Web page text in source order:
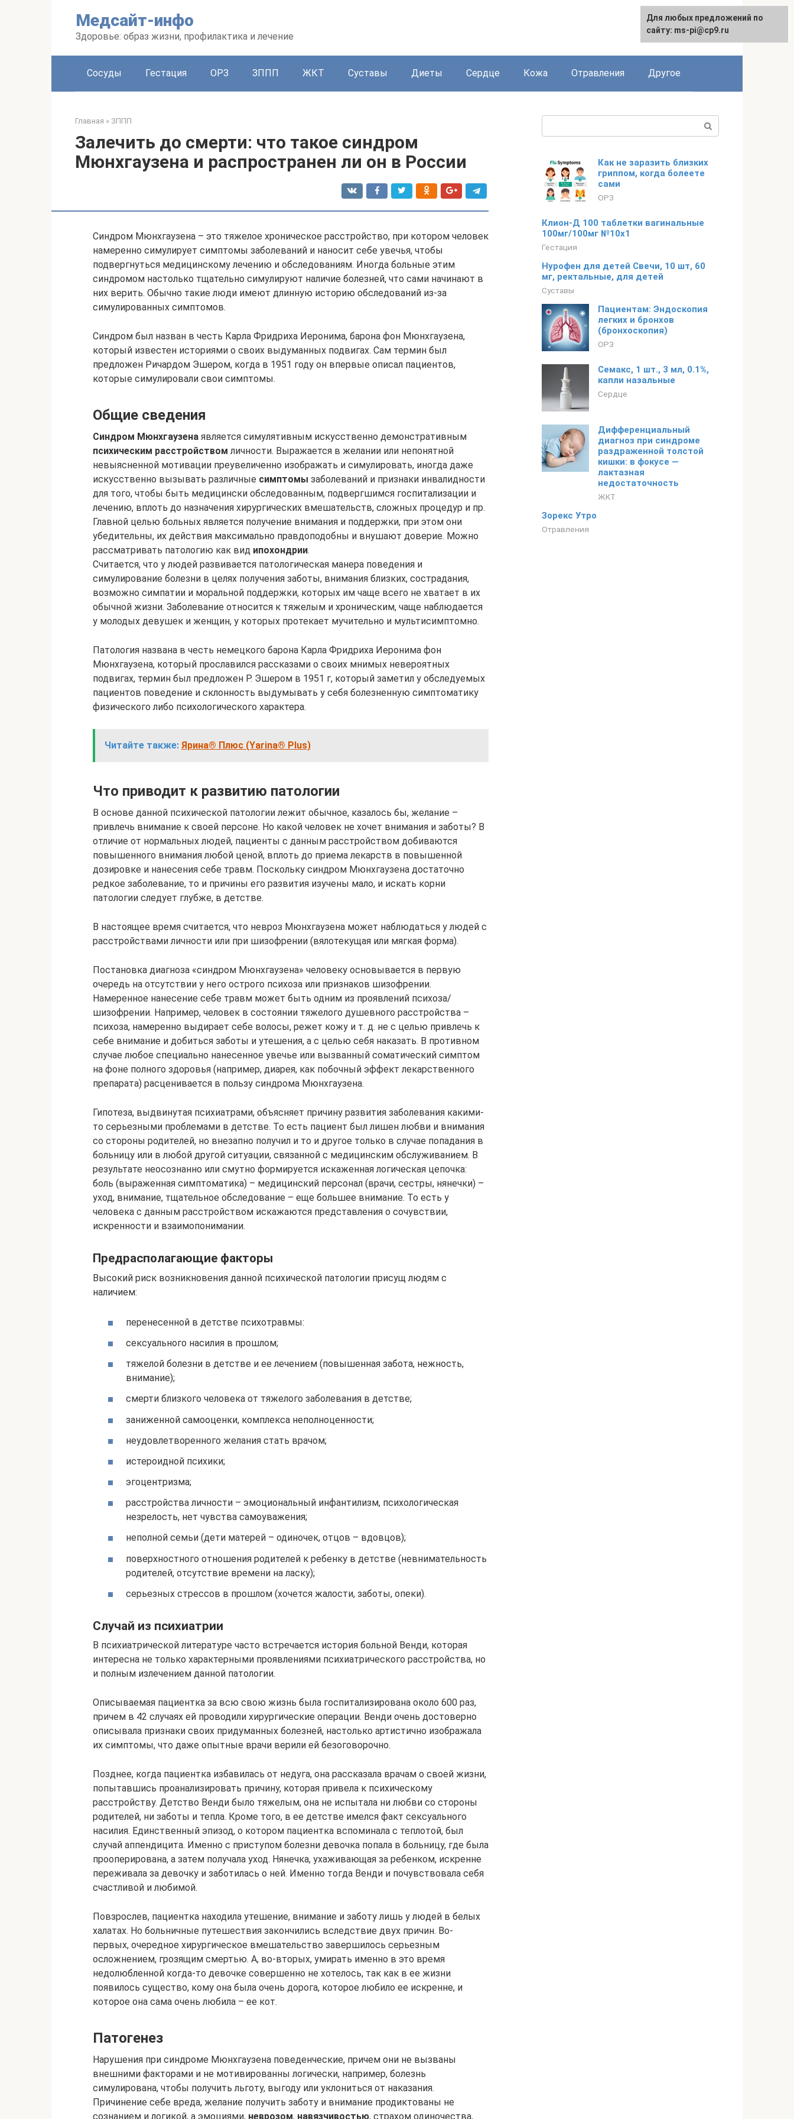
Медсайт-инфо
Здоровье: образ жизни, профилактика и лечение
Сосуды Гестация ОРЗ ЗППП ЖКТ Суставы Диеты Сердце Кожа Отравления Другое
Главная » ЗППП
Залечить до смерти: что такое синдром
Мюнхгаузена и распространен ли он в России
Синдром Мюнхгаузена – это тяжелое хроническое расстройство, при котором человек
намеренно симулирует симптомы заболеваний и наносит себе увечья, чтобы
подвергнуться медицинскому лечению и обследованиям. Иногда больные этим
синдромом настолько тщательно симулируют наличие болезней, что сами начинают в
них верить. Обычно такие люди имеют длинную историю обследований из-за
симулированных симптомов.
Синдром был назван в честь Карла Фридриха Иеронима, барона фон Мюнхгаузена,
который известен историями о своих выдуманных подвигах. Сам термин был
предложен Ричардом Эшером, когда в 1951 году он впервые описал пациентов,
которые симулировали свои симптомы.
Общие сведения
Синдром Мюнхгаузена является симулятивным искусственно демонстративным
психическим расстройством личности. Выражается в желании или непонятной
невыясненной мотивации преувеличенно изображать и симулировать, иногда даже
искусственно вызывать различные симптомы заболеваний и признаки инвалидности
для того, чтобы быть медицински обследованным, подвергшимся госпитализации и
лечению, вплоть до назначения хирургических вмешательств, сложных процедур и пр.
Главной целью больных является получение внимания и поддержки, при этом они
убедительны, их действия максимально правдоподобны и внушают доверие. Можно
рассматривать патологию как вид ипохондрии.
Считается, что у людей развивается патологическая манера поведения и
симулирование болезни в целях получения заботы, внимания близких, сострадания,
возможно симпатии и моральной поддержки, которых им чаще всего не хватает в их
обычной жизни. Заболевание относится к тяжелым и хроническим, чаще наблюдается
у молодых девушек и женщин, у которых протекает мучительно и мультисимптомно.
Патология названа в честь немецкого барона Карла Фридриха Иеронима фон
Мюнхгаузена, который прославился рассказами о своих мнимых невероятных
подвигах, термин был предложен Р. Эшером в 1951 г, который заметил у обследуемых
пациентов поведение и склонность выдумывать у себя болезненную симптоматику
физического либо психологического характера.
Читайте также: Ярина® Плюс (Yarina® Plus)
Что приводит к развитию патологии
В основе данной психической патологии лежит обычное, казалось бы, желание –
привлечь внимание к своей персоне. Но какой человек не хочет внимания и заботы? В
отличие от нормальных людей, пациенты с данным расстройством добиваются
повышенного внимания любой ценой, вплоть до приема лекарств в повышенной
дозировке и нанесения себе травм. Поскольку синдром Мюнхгаузена достаточно
редкое заболевание, то и причины его развития изучены мало, и искать корни
патологии следует глубже, в детстве.
В настоящее время считается, что невроз Мюнхгаузена может наблюдаться у людей с
расстройствами личности или при шизофрении (вялотекущая или мягкая форма).
Постановка диагноза «синдром Мюнхгаузена» человеку основывается в первую
очередь на отсутствии у него острого психоза или признаков шизофрении.
Намеренное нанесение себе травм может быть одним из проявлений психоза/
шизофрении. Например, человек в состоянии тяжелого душевного расстройства –
психоза, намеренно выдирает себе волосы, режет кожу и т. д. не с целью привлечь к
себе внимание и добиться заботы и утешения, а с целью себя наказать. В противном
случае любое специально нанесенное увечье или вызванный соматический симптом
на фоне полного здоровья (например, диарея, как побочный эффект лекарственного
препарата) расценивается в пользу синдрома Мюнхгаузена.
Гипотеза, выдвинутая психиатрами, объясняет причину развития заболевания какими-
то серьезными проблемами в детстве. То есть пациент был лишен любви и внимания
со стороны родителей, но внезапно получил и то и другое только в случае попадания в
больницу или в любой другой ситуации, связанной с медицинским обслуживанием. В
результате неосознанно или смутно формируется искаженная логическая цепочка:
боль (выраженная симптоматика) – медицинский персонал (врачи, сестры, нянечки) –
уход, внимание, тщательное обследование – еще большее внимание. То есть у
человека с данным расстройством искажаются представления о сочувствии,
искренности и взаимопонимании.
Предрасполагающие факторы
Высокий риск возникновения данной психической патологии присущ людям с
наличием:
перенесенной в детстве психотравмы:
сексуального насилия в прошлом;
тяжелой болезни в детстве и ее лечением (повышенная забота, нежность,
внимание);
смерти близкого человека от тяжелого заболевания в детстве;
заниженной самооценки, комплекса неполноценности;
неудовлетворенного желания стать врачом;
истероидной психики;
эгоцентризма;
расстройства личности – эмоциональный инфантилизм, психологическая
незрелость, нет чувства самоуважения;
неполной семьи (дети матерей – одиночек, отцов – вдовцов);
поверхностного отношения родителей к ребенку в детстве (невнимательность
родителей, отсутствие времени на ласку);
серьезных стрессов в прошлом (хочется жалости, заботы, опеки).
Случай из психиатрии
В психиатрической литературе часто встречается история больной Венди, которая
интересна не только характерными проявлениями психиатрического расстройства, но
и полным излечением данной патологии.
Описываемая пациентка за всю свою жизнь была госпитализирована около 600 раз,
причем в 42 случаях ей проводили хирургические операции. Венди очень достоверно
описывала признаки своих придуманных болезней, настолько артистично изображала
их симптомы, что даже опытные врачи верили ей безоговорочно.
Позднее, когда пациентка избавилась от недуга, она рассказала врачам о своей жизни,
попытавшись проанализировать причину, которая привела к психическому
расстройству. Детство Венди было тяжелым, она не испытала ни любви со стороны
родителей, ни заботы и тепла. Кроме того, в ее детстве имелся факт сексуального
насилия. Единственный эпизод, о котором пациентка вспоминала с теплотой, был
случай аппендицита. Именно с приступом болезни девочка попала в больницу, где была
прооперирована, а затем получала уход. Нянечка, ухаживающая за ребенком, искренне
переживала за девочку и заботилась о ней. Именно тогда Венди и почувствовала себя
счастливой и любимой.
Повзрослев, пациентка находила утешение, внимание и заботу лишь у людей в белых
халатах. Но больничные путешествия закончились вследствие двух причин. Во-
первых, очередное хирургическое вмешательство завершилось серьезным
осложнением, грозящим смертью. А, во-вторых, умирать именно в это время
недолюбленной когда-то девочке совершенно не хотелось, так как в ее жизни
появилось существо, кому она была очень дорога, которое любило ее искренне, и
которое она сама очень любила – ее кот.
Патогенез
Нарушения при синдроме Мюнхгаузена поведенческие, причем они не вызваны
внешними факторами и не мотивированны логически, например, болезнь
симулирована, чтобы получить льготу, выгоду или уклониться от наказания.
Причинение себе вреда, желание получить заботу и внимание продиктованы не
сознанием и логикой, а эмоциями, неврозом, навязчивостью, страхом одиночества,
Как не заразить близких
гриппом, когда болеете
сами
ОРЗ
Клион-Д 100 таблетки вагинальные
100мг/100мг №10х1
Гестация
Нурофен для детей Свечи, 10 шт, 60
мг, ректальные, для детей
Суставы
Пациентам: Эндоскопия
легких и бронхов
(бронхоскопия)
ОРЗ
Семакс, 1 шт., 3 мл, 0.1%,
капли назальные
Сердце
Дифференциальный
диагноз при синдроме
раздраженной толстой
кишки: в фокусе —
лактазная
недостаточность
ЖКТ
Зорекс Утро
Отравления
Для любых предложений по
сайту: ms-pi@cp9.ru